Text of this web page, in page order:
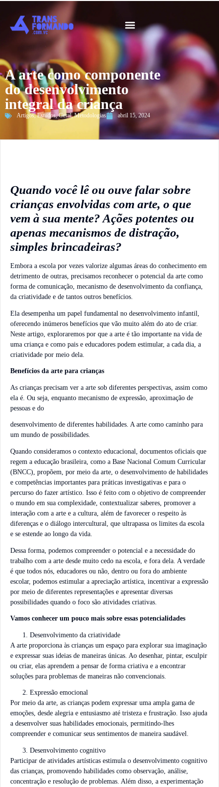
A arte como componente
do desenvolvimento
integral da criança
Artigos,Estudos,Geral,Metodologias abril 15, 2024
Quando você lê ou ouve falar sobre
crianças envolvidas com arte, o que
vem à sua mente? Ações potentes ou
apenas mecanismos de distração,
simples brincadeiras?
Embora a escola por vezes valorize algumas áreas do conhecimento em
detrimento de outras, precisamos reconhecer o potencial da arte como
forma de comunicação, mecanismo de desenvolvimento da confiança,
da criatividade e de tantos outros benefícios.
Ela desempenha um papel fundamental no desenvolvimento infantil,
oferecendo inúmeros benefícios que vão muito além do ato de criar.
Neste artigo, exploraremos por que a arte é tão importante na vida de
uma criança e como pais e educadores podem estimular, a cada dia, a
criatividade por meio dela.
Benefícios da arte para crianças
As crianças precisam ver a arte sob diferentes perspectivas, assim como
ela é. Ou seja, enquanto mecanismo de expressão, aproximação de
pessoas e do
desenvolvimento de diferentes habilidades. A arte como caminho para
um mundo de possibilidades.
Quando consideramos o contexto educacional, documentos oficiais que
regem a educação brasileira, como a Base Nacional Comum Curricular
(BNCC), propõem, por meio da arte, o desenvolvimento de habilidades
e competências importantes para práticas investigativas e para o
percurso do fazer artístico. Isso é feito com o objetivo de compreender
o mundo em sua complexidade, contextualizar saberes, promover a
interação com a arte e a cultura, além de favorecer o respeito às
diferenças e o diálogo intercultural, que ultrapassa os limites da escola
e se estende ao longo da vida.
Dessa forma, podemos compreender o potencial e a necessidade do
trabalho com a arte desde muito cedo na escola, e fora dela. A verdade
é que todos nós, educadores ou não, dentro ou fora do ambiente
escolar, podemos estimular a apreciação artística, incentivar a expressão
por meio de diferentes representações e apresentar diversas
possibilidades quando o foco são atividades criativas.
Vamos conhecer um pouco mais sobre essas potencialidades
Desenvolvimento da criatividade
A arte proporciona às crianças um espaço para explorar sua imaginação
e expressar suas ideias de maneiras únicas. Ao desenhar, pintar, esculpir
ou criar, elas aprendem a pensar de forma criativa e a encontrar
soluções para problemas de maneiras não convencionais.
Expressão emocional
Por meio da arte, as crianças podem expressar uma ampla gama de
emoções, desde alegria e entusiasmo até tristeza e frustração. Isso ajuda
a desenvolver suas habilidades emocionais, permitindo-lhes
compreender e comunicar seus sentimentos de maneira saudável.
Desenvolvimento cognitivo
Participar de atividades artísticas estimula o desenvolvimento cognitivo
das crianças, promovendo habilidades como observação, análise,
concentração e resolução de problemas. Além disso, a experimentação